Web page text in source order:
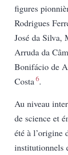
figures
Rodrigues
José da Silva,
Arruda da
Bonifácio de
Costa6.
Au niveau
de science et
été à l’origine
institutionnels